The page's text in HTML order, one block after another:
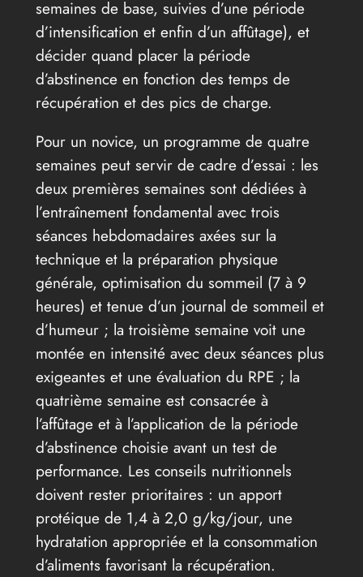
semaines de base, suivies d’une période
d’intensification et enfin d’un affûtage), et
décider quand placer la période
d’abstinence en fonction des temps de
récupération et des pics de charge.
Pour un novice, un programme de quatre
semaines peut servir de cadre d’essai : les
deux premières semaines sont dédiées à
l’entraînement fondamental avec trois
séances hebdomadaires axées sur la
technique et la préparation physique
générale, optimisation du sommeil (7 à 9
heures) et tenue d’un journal de sommeil et
d’humeur ; la troisième semaine voit une
montée en intensité avec deux séances plus
exigeantes et une évaluation du RPE ; la
quatrième semaine est consacrée à
l’affûtage et à l’application de la période
d’abstinence choisie avant un test de
performance. Les conseils nutritionnels
doivent rester prioritaires : un apport
protéique de 1,4 à 2,0 g/kg/jour, une
hydratation appropriée et la consommation
d’aliments favorisant la récupération.